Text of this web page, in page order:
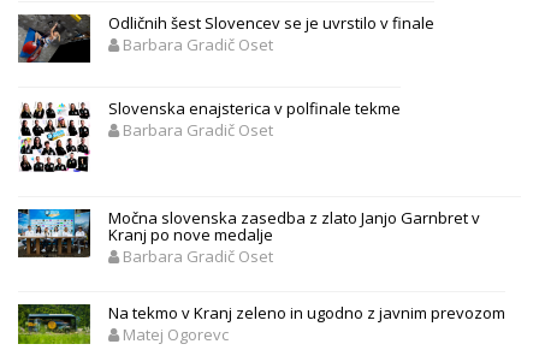
Odličnih šest Slovencev se je uvrstilo v finale
Barbara Gradič Oset
Slovenska enajsterica v polfinale tekme
Barbara Gradič Oset
Močna slovenska zasedba z zlato Janjo Garnbret v
Kranj po nove medalje
Barbara Gradič Oset
Na tekmo v Kranj zeleno in ugodno z javnim prevozom
Matej Ogorevc